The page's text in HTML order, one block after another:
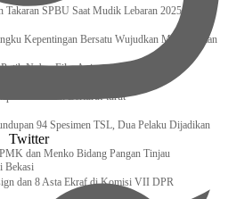
Takaran SPBU Saat Mudik Lebaran 2025
Kepentingan Bersatu Wujudkan Mudik Aman
Nobar Film Animasi Jumbo
58 Bulan Berturut-turut
94 Spesimen TSL, Dua Pelaku Dijadikan
dan Menko Bidang Pangan Tinjau
Bekasi
dan 8 Asta Ekraf di Komisi VII DPR
Twitter